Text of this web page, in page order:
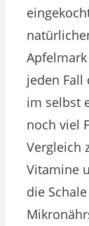
jeden Fall
im selbst
noch viel
Vergleich
Vitamine
die